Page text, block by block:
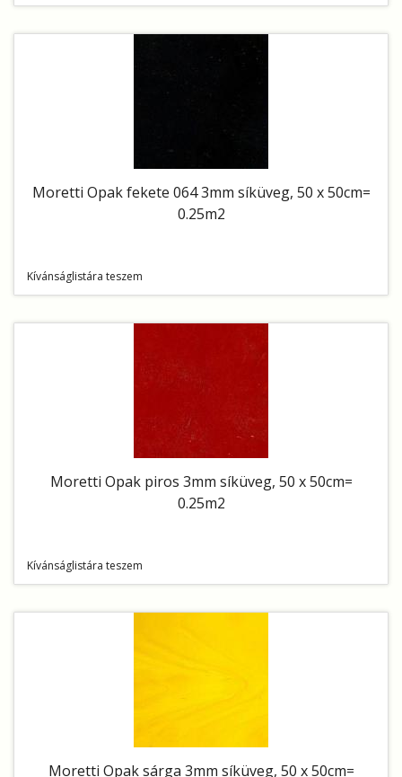
Moretti Opak fekete 064 3mm síküveg, 50 x 50cm=
0.25m2
Kívánságlistára teszem
Moretti Opak piros 3mm síküveg, 50 x 50cm=
0.25m2
Kívánságlistára teszem
Moretti Opak sárga 3mm síküveg, 50 x 50cm=